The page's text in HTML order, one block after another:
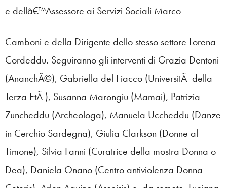
e dellâ€™Assessore ai Servizi Sociali Marco
Camboni e della Dirigente dello stesso settore Lorena
Cordeddu. Seguiranno gli interventi di Grazia Dentoni
(AnanchÃ©), Gabriella del Fiacco (UniversitÃ della
Terza EtÃ ), Susanna Marongiu (Mamai), Patrizia
Zuncheddu (Archeologa), Manuela Uccheddu (Danze
in Cerchio Sardegna), Giulia Clarkson (Donne al
Timone), Silvia Fanni (Curatrice della mostra Donna o
Dea), Daniela Onano (Centro antiviolenza Donna